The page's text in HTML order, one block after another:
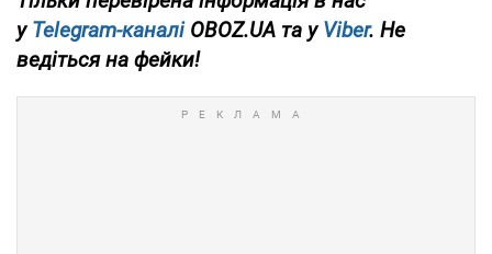
уTelegram-каналіOBOZ.UA та уViber. Не
ведіться на фейки!